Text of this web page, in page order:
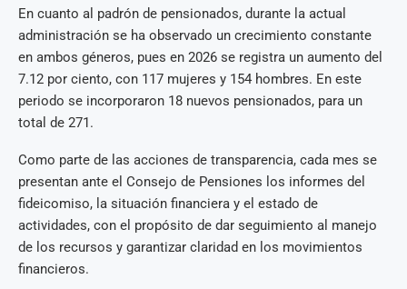
En cuanto al padrón de pensionados, durante la actual
administración se ha observado un crecimiento constante
en ambos géneros, pues en 2026 se registra un aumento del
7.12 por ciento, con 117 mujeres y 154 hombres. En este
periodo se incorporaron 18 nuevos pensionados, para un
total de 271.
Como parte de las acciones de transparencia, cada mes se
presentan ante el Consejo de Pensiones los informes del
fideicomiso, la situación financiera y el estado de
actividades, con el propósito de dar seguimiento al manejo
de los recursos y garantizar claridad en los movimientos
financieros.